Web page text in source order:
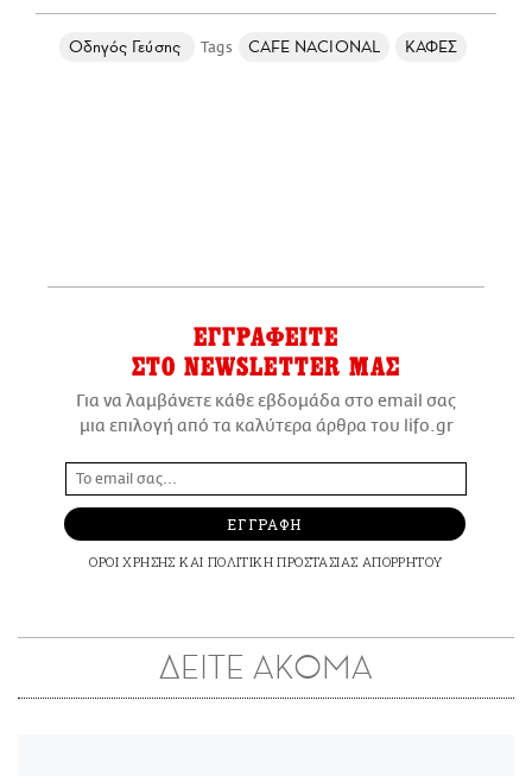
Οδηγός Γεύσης CAFE NACIONAL ΚΑΦΕΣ
ΕΓΓΡΑΦΕΙΤΕ
ΣΤΟ NEWSLETTER ΜΑΣ
Για να λαμβάνετε κάθε εβδομάδα στο email σας
μια επιλογή από τα καλύτερα άρθρα του lifo.gr
ΕΓΓΡΑΦΗ
ΟΡΟΙ ΧΡΗΣΗΣ ΚΑΙ ΠΟΛΙΤΙΚΗ ΠΡΟΣΤΑΣΙΑΣ ΑΠΟΡΡΗΤΟΥ
ΔΕΙΤΕ ΑΚΟΜΑ